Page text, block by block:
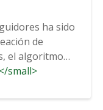
ha sido
de
el algoritmo
small>